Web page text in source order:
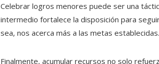
Celebrar logros menores puede ser una
intermedio fortalece la disposición para
sea, nos acerca más a las metas establecidas.
Finalmente, acumular recursos no solo